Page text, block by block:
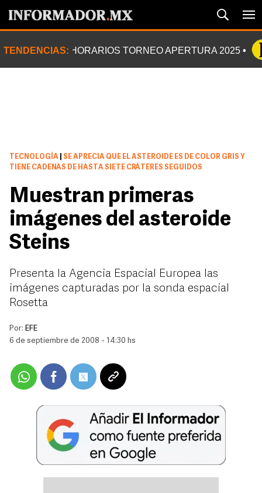
TENDENCIAS: HORARIOS TORNEO APERTURA 2025
TECNOLOGÍA
SE APRECIA QUE EL ASTEROIDE ES DE COLOR GRIS Y
TIENE CADENAS DE HASTA SIETE CRÁTERES SEGUIDOS
Muestran primeras
imágenes del asteroide
Steins
Presenta la Agencia Espacial Europea las
imágenes capturadas por la sonda espacial
Rosetta
Por: EFE
6 de septiembre de 2008 - 14:30 hs